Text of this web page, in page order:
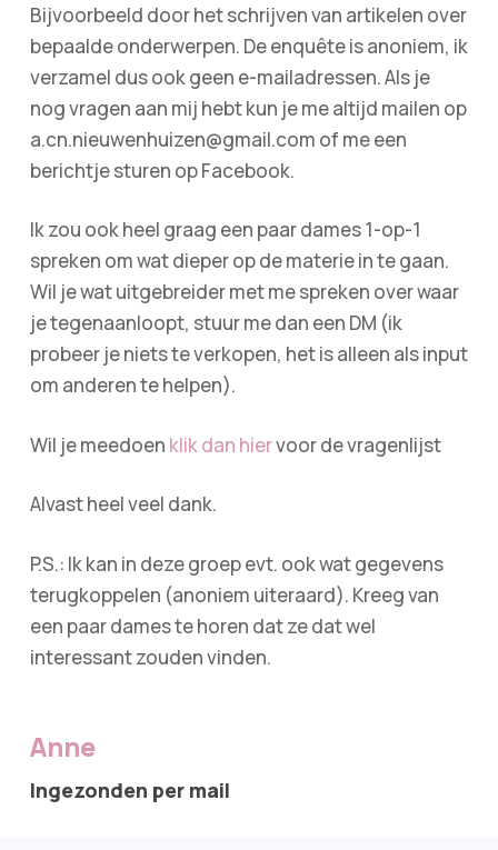
Bijvoorbeeld door het schrijven van artikelen over
bepaalde onderwerpen. De enquête is anoniem, ik
verzamel dus ook geen e-mailadressen. Als je
nog vragen aan mij hebt kun je me altijd mailen op
a.cn.nieuwenhuizen@gmail.com of me een
berichtje sturen op Facebook.
Ik zou ook heel graag een paar dames 1-op-1
spreken om wat dieper op de materie in te gaan.
Wil je wat uitgebreider met me spreken over waar
je tegenaanloopt, stuur me dan een DM (ik
probeer je niets te verkopen, het is alleen als input
om anderen te helpen).
Wil je meedoen klik dan hiervoor de vragenlijst
Alvast heel veel dank.
P.S.: Ik kan in deze groep evt. ook wat gegevens
terugkoppelen (anoniem uiteraard). Kreeg van
een paar dames te horen dat ze dat wel
interessant zouden vinden.
Anne
Ingezonden per mail